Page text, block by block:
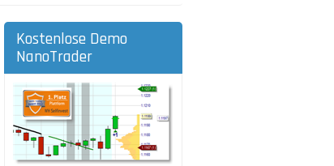
Kostenlose Demo
NanoTrader